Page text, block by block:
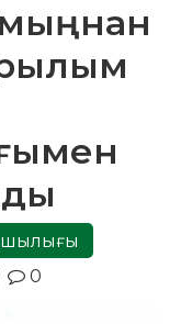
мыңнан
0